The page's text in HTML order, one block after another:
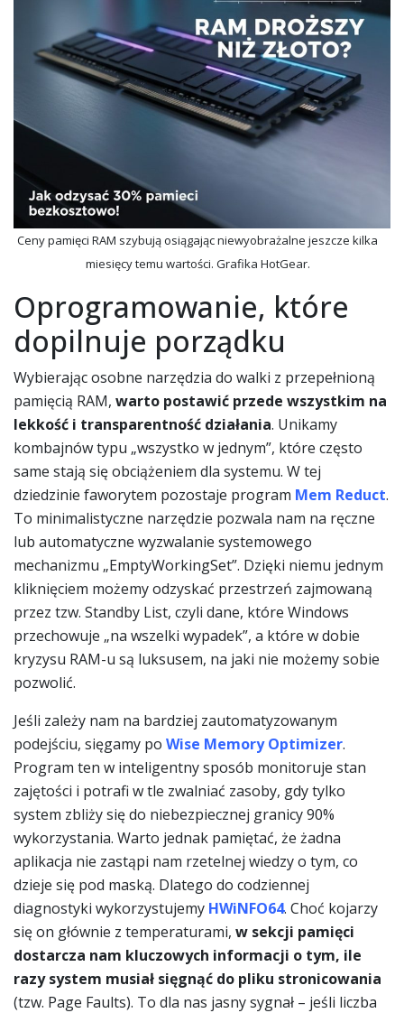
Ceny pamięci RAM szybują osiągając niewyobrażalne jeszcze kilka
miesięcy temu wartości. Grafika HotGear.
Oprogramowanie, które
dopilnuje porządku
Wybierając osobne narzędzia do walki z przepełnioną
pamięcią RAM, warto postawić przede wszystkim na
lekkość i transparentność działania. Unikamy
kombajnów typu „wszystko w jednym”, które często
same stają się obciążeniem dla systemu. W tej
dziedzinie faworytem pozostaje program Mem Reduct.
To minimalistyczne narzędzie pozwala nam na ręczne
lub automatyczne wyzwalanie systemowego
mechanizmu „EmptyWorkingSet”. Dzięki niemu jednym
kliknięciem możemy odzyskać przestrzeń zajmowaną
przez tzw. Standby List, czyli dane, które Windows
przechowuje „na wszelki wypadek”, a które w dobie
kryzysu RAM-u są luksusem, na jaki nie możemy sobie
pozwolić.
Jeśli zależy nam na bardziej zautomatyzowanym
podejściu, sięgamy po Wise Memory Optimizer.
Program ten w inteligentny sposób monitoruje stan
zajętości i potrafi w tle zwalniać zasoby, gdy tylko
system zbliży się do niebezpiecznej granicy 90%
wykorzystania. Warto jednak pamiętać, że żadna
aplikacja nie zastąpi nam rzetelnej wiedzy o tym, co
dzieje się pod maską. Dlatego do codziennej
diagnostyki wykorzystujemy HWiNFO64. Choć kojarzy
się on głównie z temperaturami, w sekcji pamięci
dostarcza nam kluczowych informacji o tym, ile
razy system musiał sięgnąć do pliku stronicowania
(tzw. Page Faults). To dla nas jasny sygnał – jeśli liczba